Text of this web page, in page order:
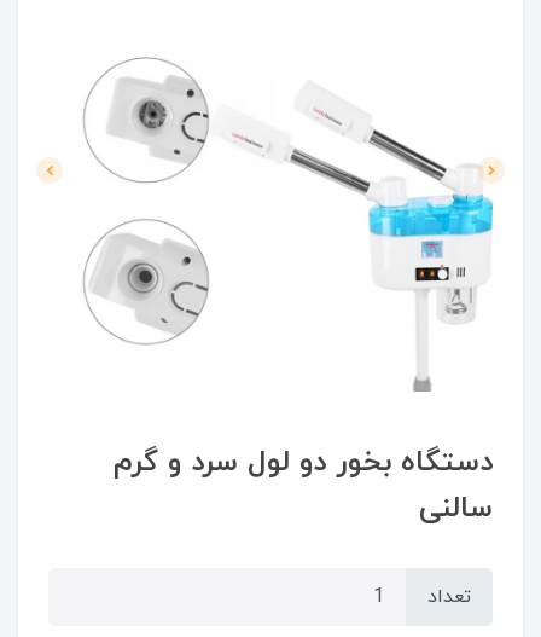
دستگاه بخور دو لول سرد و گرم
سالنی
تعداد